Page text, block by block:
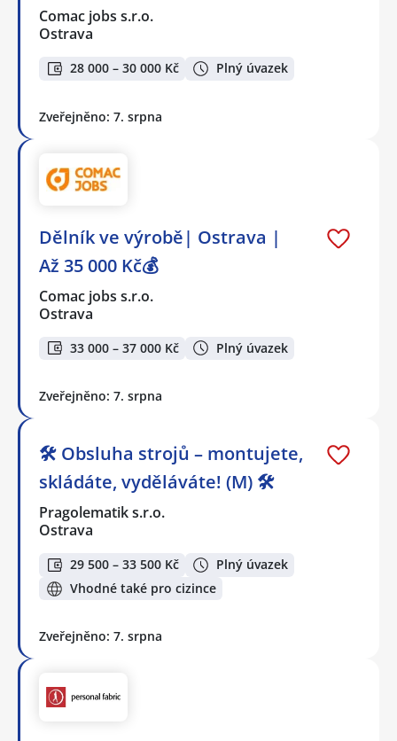
Comac jobs s.r.o.
Ostrava
28 000 – 30 000 Kč Plný úvazek
Zveřejněno: 7. srpna
Dělník ve výrobě| Ostrava |
Až 35 000 Kč💰
Comac jobs s.r.o.
Ostrava
33 000 – 37 000 Kč Plný úvazek
Zveřejněno: 7. srpna
🛠️ Obsluha strojů – montujete,
skládáte, vyděláváte! (M) 🛠️
Pragolematik s.r.o.
Ostrava
29 500 – 33 500 Kč
Plný úvazek
Vhodné také pro cizince
Zveřejněno: 7. srpna